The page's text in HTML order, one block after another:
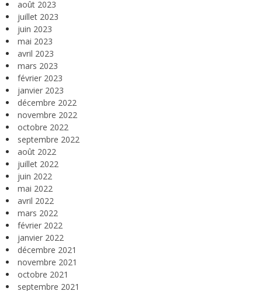
août 2023
juillet 2023
juin 2023
mai 2023
avril 2023
mars 2023
février 2023
janvier 2023
décembre 2022
novembre 2022
octobre 2022
septembre 2022
août 2022
juillet 2022
juin 2022
mai 2022
avril 2022
mars 2022
février 2022
janvier 2022
décembre 2021
novembre 2021
octobre 2021
septembre 2021